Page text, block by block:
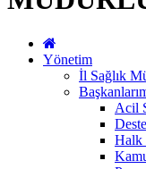
Yönetim
İl Sağlık
Acil
Halk